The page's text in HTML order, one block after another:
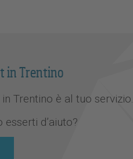
in Trentino
Trentino è al tuo servizio.
d’aiuto?